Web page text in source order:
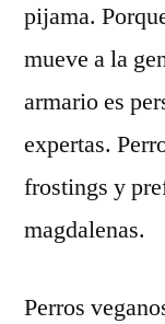
pijama.
mueve a la
armario es
expertas.
frostings y
magdalenas.
Perros